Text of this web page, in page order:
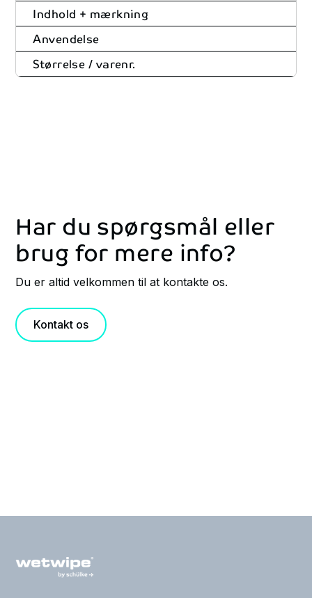
Indhold + mærkning
Anvendelse
Størrelse / varenr.
Har du spørgsmål eller
brug for mere info?
Du er altid velkommen til at kontakte os.
Kontakt os